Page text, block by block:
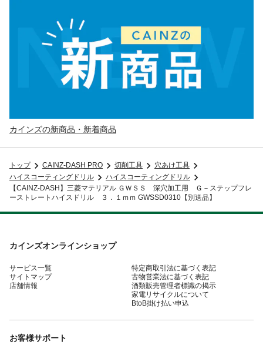
カインズの新商品・新着商品
トップ CAINZ-DASH PRO 切削工具
穴あけ工具
ハイスコーティングドリル
ハイスコーティングドリル
【CAINZ-DASH】三菱マテリアル ＧＷＳＳ 深穴加工用 Ｇ－ステップフレ
ーストレートハイスドリル ３．１ｍｍ GWSSD0310【別送品】
カインズオンラインショップ
サービス一覧
サイトマップ
店舗情報
特定商取引法に基づく表記
古物営業法に基づく表記
酒類販売管理者標識の掲示
家電リサイクルについて
BtoB掛け払い申込
お客様サポート